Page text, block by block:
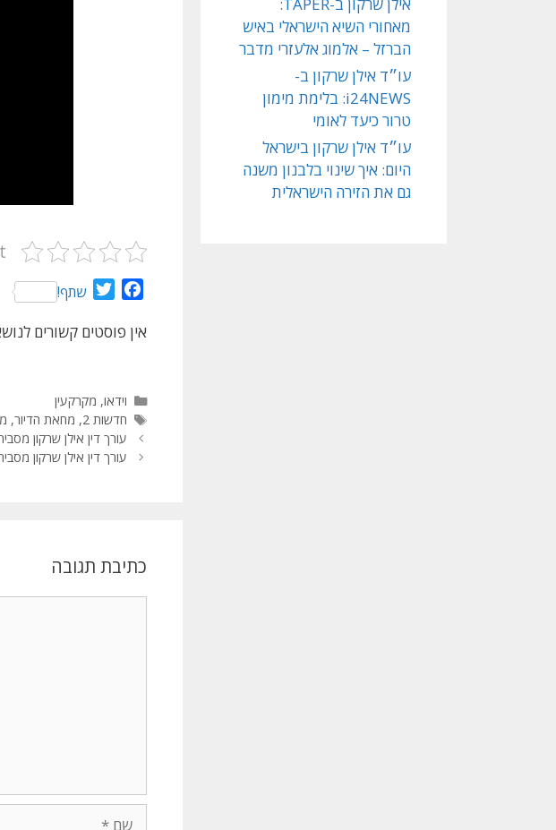
c
o
o
k
T
i
e
r
שתף!
אין פוסטים קשורים
קטגוריות
וידאו, מקרקעין
תגיות
חדשות 2 , מחאת הדיור,
עורך דין אילן שרקון
עורך דין אילן שרקון
כתיבת תגובה
מאחורי השיא הישראלי באיש
הברזל – אלמוג אלעזרי מדבר
עו״ד אילן שרקון ב-
i24NEWS: בלימת מימון
טרור כיעד לאומי
עו״ד אילן שרקון בישראל
היום: איך שינוי בלבנון משנה
גם את הזירה הישראלית